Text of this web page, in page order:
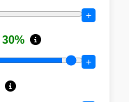
+
30%
+